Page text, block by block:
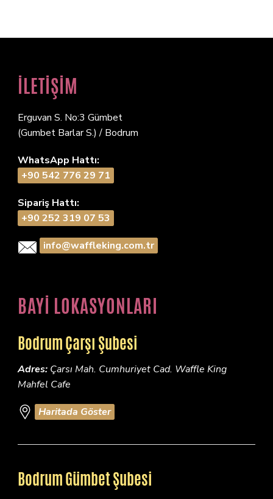
İLETİŞİM
Erguvan S. No:3 Gümbet
(Gumbet Barlar S.) / Bodrum
WhatsApp Hattı:
+90 542 776 29 71
Sipariş Hattı:
+90 252 319 07 53
info@waffleking.com.tr
BAYİ LOKASYONLARI
Bodrum Çarşı Şubesi
Adres: Çarsı Mah. Cumhuriyet Cad. Waffle King
Mahfel Cafe
Haritada Göster
Bodrum Gümbet Şubesi